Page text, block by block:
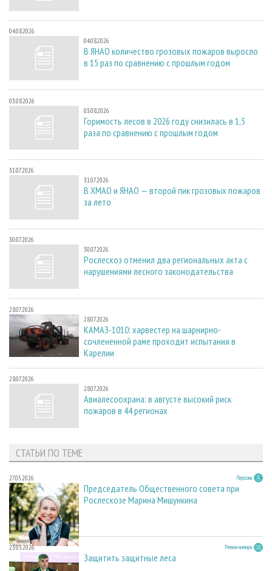
04.08.2026
04.08.2026
В ЯНАО количество грозовых пожаров выросло
в 15 раз по сравнению с прошлым годом
03.08.2026
03.08.2026
Горимость лесов в 2026 году снизилась в 1,5
раза по сравнению с прошлым годом
31.07.2026
31.07.2026
В ХМАО и ЯНАО — второй пик грозовых пожаров
за лето
30.07.2026
30.07.2026
Рослесхоз отменил два региональных акта с
нарушениями лесного законодательства
28.07.2026
28.07.2026
КАМАЗ-1010: харвестер на шарнирно-
сочлененной раме проходит испытания в
Карелии
28.07.2026
28.07.2026
Авиалесоохрана: в августе высокий риск
пожаров в 44 регионах
СТАТЬИ ПО ТЕМЕ
27.05.2026 Персона
Председатель Общественного совета при
Рослесхозе Марина Мишункина
23.03.2026 Регион номера
Защитить защитные леса